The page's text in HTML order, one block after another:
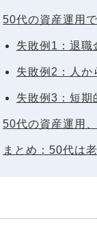
50代の資産運用
失敗例1：退職
失敗例2：人か
失敗例3：短期
50代の資産運用
まとめ：50代は